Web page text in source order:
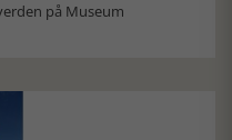
på Museum